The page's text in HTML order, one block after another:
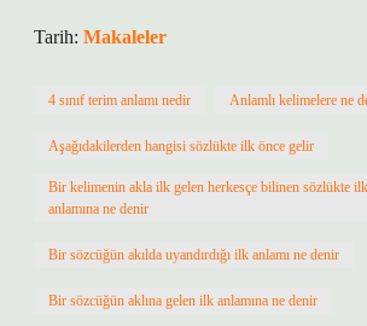
Tarih: Makaleler
4 sınıf terim anlamı nedir Anlamlı kelimelere ne
Aşağıdakilerden hangisi sözlükte ilk önce gelir
Bir kelimenin akla ilk gelen herkesçe bilinen sözlükte ilk
anlamına ne denir
Bir sözcüğün akılda uyandırdığı ilk anlamı ne denir
Bir sözcüğün aklına gelen ilk anlamına ne denir